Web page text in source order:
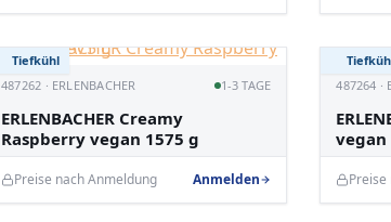
Tiefkühl
487262 · ERLENBACHER
1-3 TAGE
ERLENBACHER Creamy
Raspberry vegan 1575 g
Preise nach Anmeldung Anmelden
487264 ·
vegan